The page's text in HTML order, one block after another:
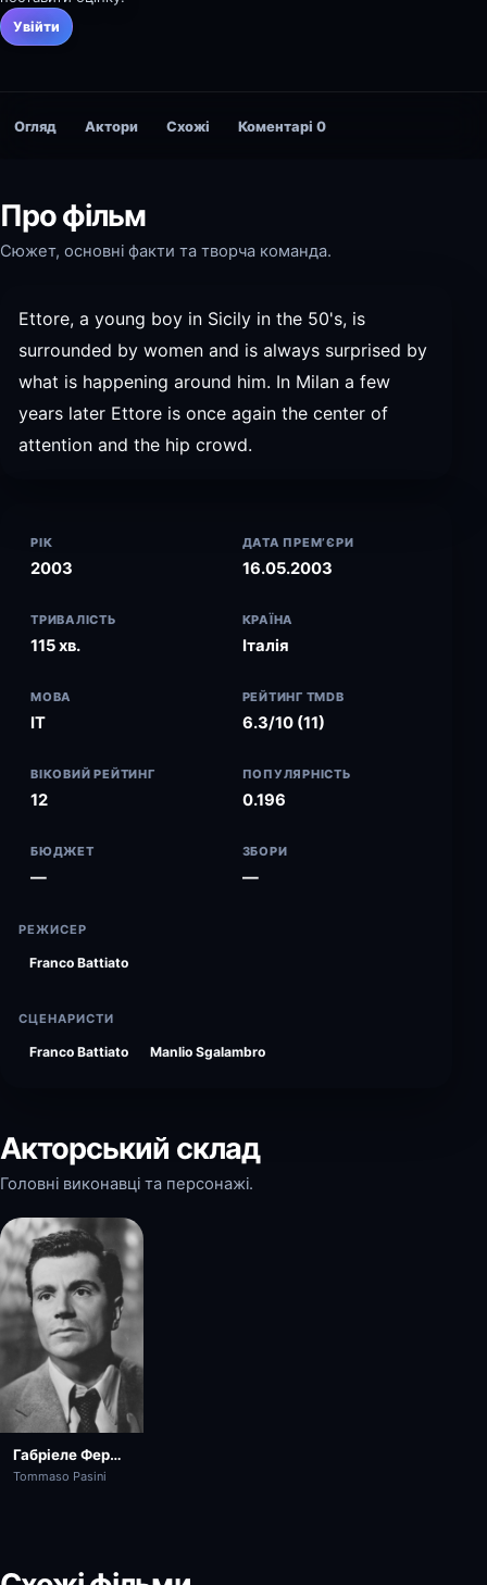
Увійти
Огляд Актори Схожі Коментарі 0
Про фільм
Сюжет, основні факти та творча команда.
Ettore, a young boy in Sicily in the 50's, is
surrounded by women and is always surprised by
what is happening around him. In Milan a few
years later Ettore is once again the center of
attention and the hip crowd.
РІК
2003
ДАТА ПРЕМ’ЄРИ
16.05.2003
ТРИВАЛІСТЬ
115 хв.
КРАЇНА
Італія
МОВА
IT
РЕЙТИНГ TMDB
6.3/10 (11)
ВІКОВИЙ РЕЙТИНГ
12
ПОПУЛЯРНІСТЬ
0.196
БЮДЖЕТ
—
ЗБОРИ
—
РЕЖИСЕР
Franco Battiato
СЦЕНАРИСТИ
Franco Battiato Manlio Sgalambro
Акторський склад
Головні виконавці та персонажі.
Габріеле Ферцетті
Tommaso Pasini